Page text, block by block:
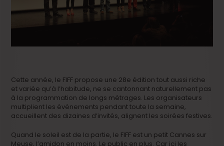
Cette année, le FIFF propose une 28e édition tout aussi riche
et variée qu’à l’habitude, ne se cantonnant naturellement pas
à la programmation de longs métrages. Les organisateurs
multiplient les événements pendant toute la semaine,
accueillent des dizaines d’invités, alignent les soirées festives.
Quand le soleil est de la partie, le FIFF est un petit Cannes sur
Meuse, l’amidon en moins. Le public en plus. Car ici les